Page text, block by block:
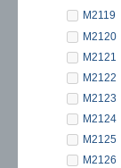
M2119
M2120
M2121
M2122
M2123
M2124
M2125
M2126